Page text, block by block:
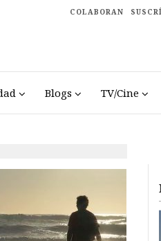
COLABORAN
Blogs TV/Cine